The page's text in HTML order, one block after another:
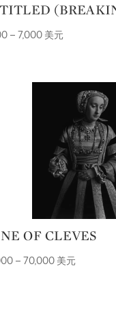
– 7,000 美元
OF CLEVES
– 70,000 美元